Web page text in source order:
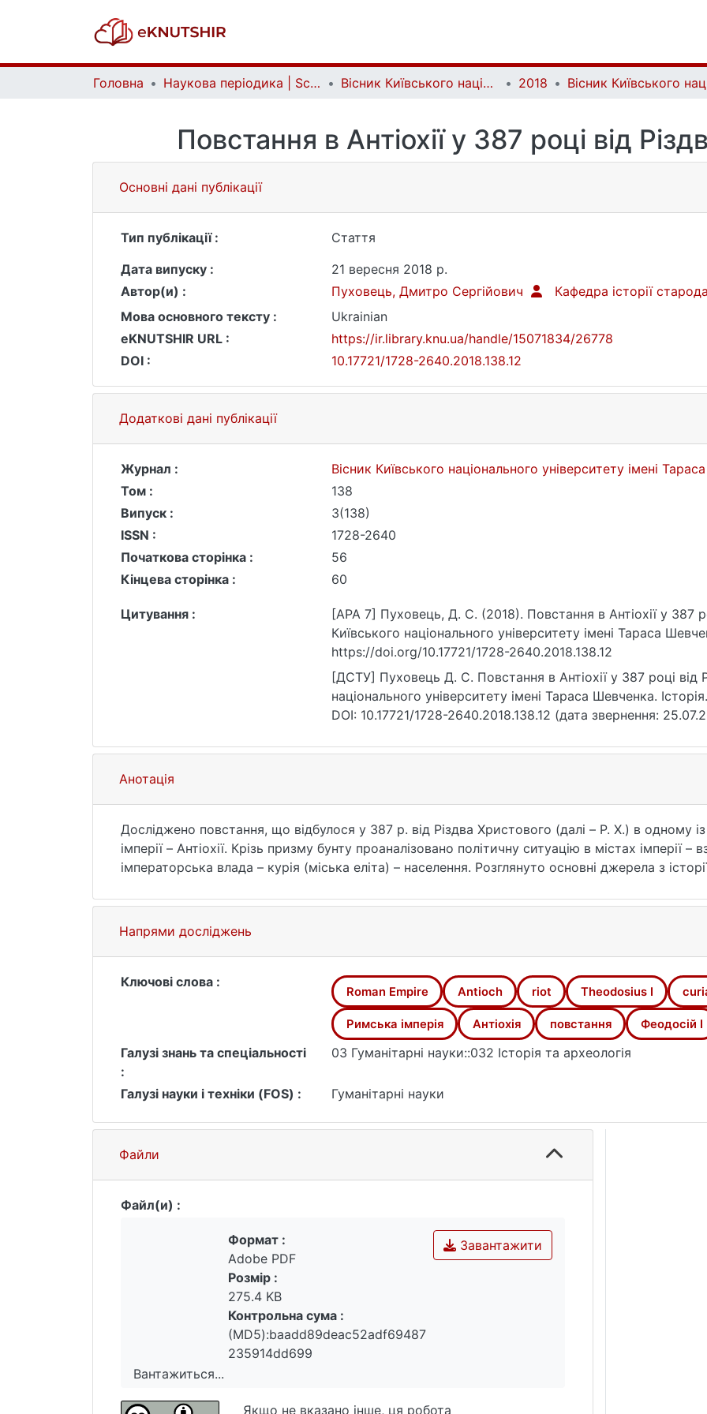
Головна Наукова періодика | Scientific periodicals Вісник Київського національного університету імені Тараса Шевченка. Історія | Bulletin of Taras Shevchenko National University of Kyiv. History 2018
Повстання в Антіохії у 387 році від
Основні дані публікації
Тип публікації :
Стаття
Дата випуску :
21 вересня 2018 р.
Автор(и) :
Пуховець, Дмитро Сергійович
Кафедра історії
Мова основного тексту :
Ukrainian
eKNUTSHIR URL :
https://ir.library.knu.ua/handle/15071834/26778
DOI :
10.17721/1728-2640.2018.138.12
Додаткові дані публікації
Журнал :
Вісник Київського національного університету імені
Том :
138
Випуск :
3(138)
ISSN :
1728-2640
Початкова сторінка :
56
Кінцева сторінка :
60
Цитування :
[APA 7] Пуховець, Д. С. (2018). Повстання в Антіохії у 387
Київського національного університету імені Тараса
https://doi.org/10.17721/1728-2640.2018.138.12
[ДСТУ] Пуховець Д. С. Повстання в Антіохії у 387 році від
національного університету імені Тараса Шевченка.
DOI: 10.17721/1728-2640.2018.138.12 (дата звернення:
Анотація
Досліджено повстання, що відбулося у 387 р. від Різдва Христового (далі – Р. Х.) в одному
імперії – Антіохії. Крізь призму бунту проаналізовано політичну ситуацію в містах імперії
імператорська влада – курія (міська еліта) – населення. Розглянуто основні джерела з
вони були розраховані, які факти про заколот автори хотіли подати правдиво, а які
причинах повстання та динаміці його розгортання. Окремо розглянуто питання наявності
бунту. Особливу увагу приділено питанню, які категорії населення взяли найактивнішу
належала театральним клакерам. Досліджено ситуацію в Антіохії після придушення
місті. Прослідковано процес налагодження взаємодії між центральним урядом імператора
Антіохії. Визначено, які покарання отримали різні прошарки населення Антіохії відповідно
Напрями досліджень
Ключові слова :
Roman Empire Antioch riot Theodosius I
Римська імперія Антіохія повстання Феодосій І
Галузі знань та спеціальності
:
03 Гуманітарні науки::032 Історія та археологія
Галузі науки і техніки (FOS) : Гуманітарні науки
Файли
Файл(и) :
Вантажиться...
Вантажиться...
Завантажити
Формат :
Adobe PDF
Розмір :
275.4 KB
Контрольна сума :
(MD5):baadd89deac52adf69487
235914dd699
Якщо не вказано інше, ця робота